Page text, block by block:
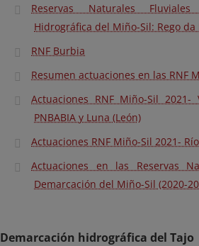
Reservas Naturales
Hidrográfica del Miño-Sil: Rego
RNF Burbia
Resumen actuaciones en las RNF
Actuaciones RNF Miño-Sil
PNBABIA y Luna (León)
Actuaciones RNF Miño-Sil 2021-
Actuaciones en las Reservas
Demarcación del Miño-Sil (2020-
Demarcación hidrográfica del Tajo